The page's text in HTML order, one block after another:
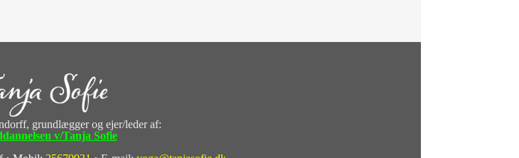
grundlægger og ejer/leder af:
v/Tanja Sofie